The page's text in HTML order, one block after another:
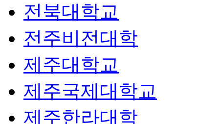
전북대학교
전주비전대학
제주대학교
제주국제대학교
제주한라대학